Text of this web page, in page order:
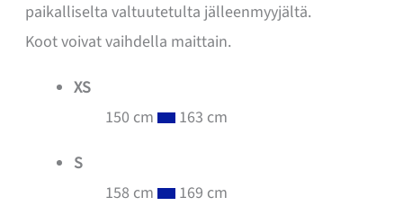
paikalliselta valtuutetulta jälleenmyyjältä.
Koot voivat vaihdella maittain.
XS
150 cm
163 cm
S
158 cm
169 cm